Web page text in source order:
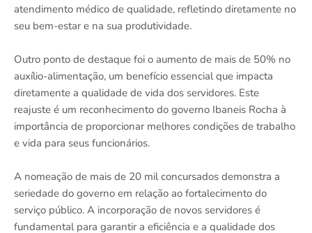
atendimento médico de qualidade, refletindo diretamente no
seu bem-estar e na sua produtividade.
Outro ponto de destaque foi o aumento de mais de 50% no
auxílio-alimentação, um benefício essencial que impacta
diretamente a qualidade de vida dos servidores. Este
reajuste é um reconhecimento do governo Ibaneis Rocha à
importância de proporcionar melhores condições de trabalho
e vida para seus funcionários.
A nomeação de mais de 20 mil concursados demonstra a
seriedade do governo em relação ao fortalecimento do
serviço público. A incorporação de novos servidores é
fundamental para garantir a eficiência e a qualidade dos